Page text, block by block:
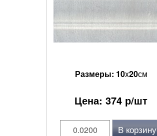
Размеры: 10x20см
Цена: 374 р/шт
В корзину